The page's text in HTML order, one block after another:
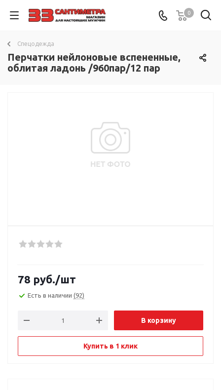
0
Спецодежда
Перчатки нейлоновые вспененные,
облитая ладонь /960пар/12 пар
78 руб./шт
Есть в наличии (92)
В корзину
Купить в 1 клик